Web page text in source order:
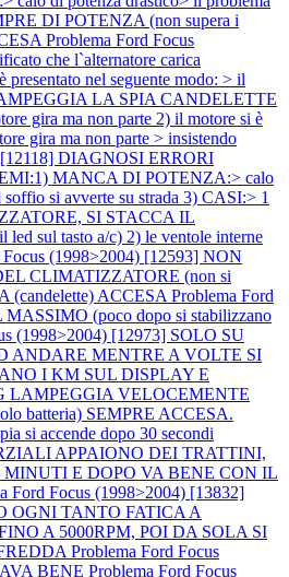
DI POTENZA (non supera i
Problema Ford Focus
che l`alternatore carica
nel seguente modo: > il
LA SPIA CANDELETTE
gira ma non parte 2) il motore si è
gira ma non parte > insistendo
[12118] DIAGNOSI ERRORI
MANCA DI POTENZA:> calo
si avverte su strada 3) CASI:> 1
SI STACCA IL
led sul tasto a/c) 2) le ventole interne
Focus (1998>2004) [12593] NON
CLIMATIZZATORE (non si
(candelette) ACCESA Problema Ford
(poco dopo si stabilizzano
(1998>2004) [12973] SOLO SU
ANDARE MENTRE A VOLTE SI
I KM SUL DISPLAY E
LAMPEGGIA VELOCEMENTE
batteria) SEMPRE ACCESA.
si accende dopo 30 secondi
APPAIONO DEI TRATTINI,
MINUTI E DOPO VA BENE CON IL
Ford Focus (1998>2004) [13832]
OGNI TANTO FATICA A
A 5000RPM, POI DA SOLA SI
Problema Ford Focus
BENE Problema Ford Focus